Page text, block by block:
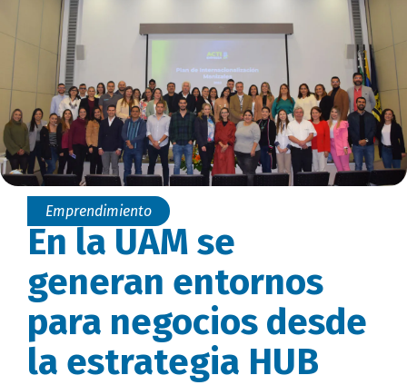
Emprendimiento
En la UAM se
generan entornos
para negocios desde
la estrategia HUB